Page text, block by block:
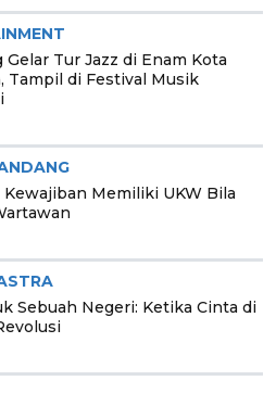
Gelar Tur Jazz di Enam Kota
Tampil di Festival Musik
Kewajiban Memiliki UKW Bila
Sebuah Negeri: Ketika Cinta di